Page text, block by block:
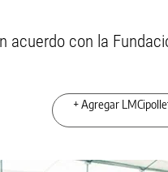
acuerdo con la
+ Agregar